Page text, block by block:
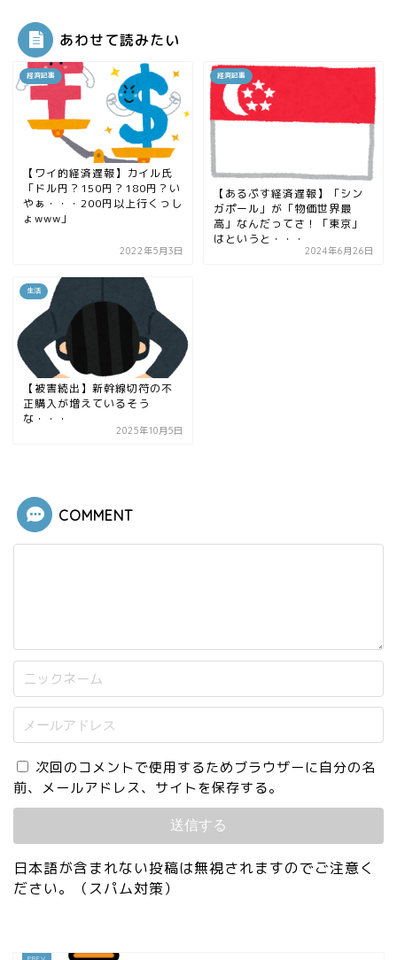
あわせて読みたい
経済記事
【ワイ的経済遅報】カイル氏
「ドル円？150円？180円？い
やぁ・・・200円以上行くっし
ょwww」
2022年5月3日
経済記事
【あるぷす経済遅報】「シン
ガポール」が「物価世界最
高」なんだってさ！「東京」
はというと・・・
2024年6月26日
生活
【被害続出】新幹線切符の不
正購入が増えているそう
な・・・
2025年10月5日
COMMENT
次回のコメントで使用するためブラウザーに自分の名
前、メールアドレス、サイトを保存する。
日本語が含まれない投稿は無視されますのでご注意く
ださい。（スパム対策）